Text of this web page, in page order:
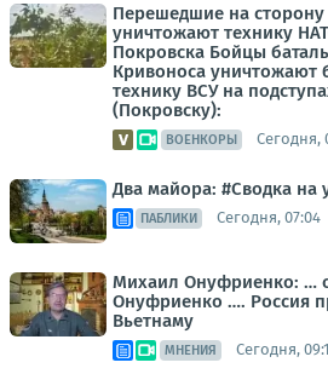
Перешедшие на
уничтожают технику
Покровска Бойцы
Кривоноса уничтожают
технику ВСУ на
(Покровску):
ВОЕНКОРЫ Сегодня,
Два майора: #Сводка на
ПАБЛИКИ Сегодня, 07:04
Михаил Онуфриенко: …
Онуфриенко …. Россия
Вьетнаму
МНЕНИЯ Сегодня,